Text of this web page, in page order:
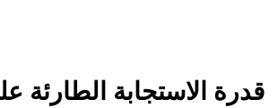
قدرة الاستجابة الطارئة